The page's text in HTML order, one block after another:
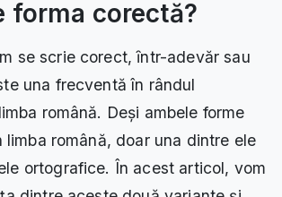
forma corectă?
se scrie corect, ȋntr-adevăr sau
una frecventă în rândul
română. Deși ambele forme
limba română, doar una dintre ele
ortografice. În acest articol, vom